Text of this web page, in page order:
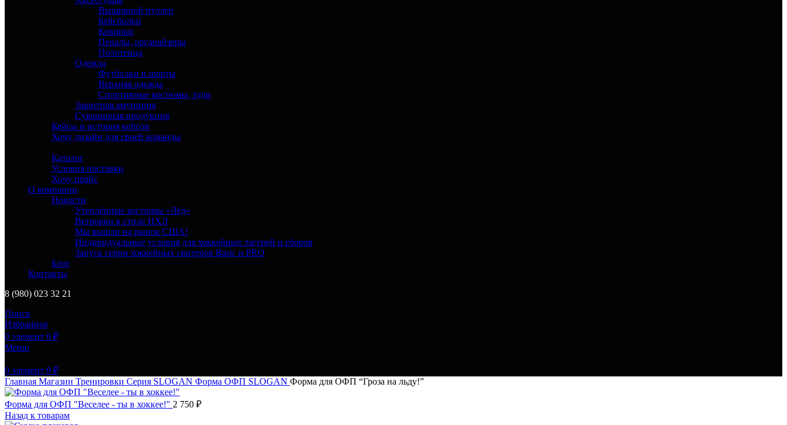
Вышивной пуллер
Бейсболки
Коврики
Пеналы, органайзеры
Полотенца
Одежда
Футболки и шорты
Верхняя одежда
Спортивные костюмы, худи
Защитная амуниция
Сувенирная продукция
Кейсы и история кейсов
Хочу дизайн для своей команды
Каталог
Условия поставки
Хочу прайс
О компании
Новости
Утеплённые костюмы «Лёд»
Ветровки в стиле НХЛ
Мы вышли на рынок США!
Индивидуальные условия для хоккейных лагерей и сборов
Запуск серии хоккейных свитеров Basic и PRO
Блог
Контакты
8 (980) 023 32 21
Поиск
Избранное
0 элемент 0 ₽
Меню
0 элемент 0 ₽
Главная Магазин Тренировки Серия SLOGAN Форма ОФП SLOGAN Форма для ОФП “Гроза на льду!”
Форма для ОФП "Веселее - ты в хоккее!" 2 750 ₽
Назад к товарам